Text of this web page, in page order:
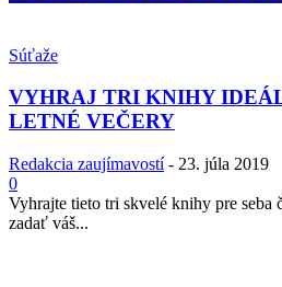
Súťaže
VYHRAJ TRI KNIHY
LETNÉ VEČERY
Redakcia zaujímavostí - 23. júla 2019
0
Vyhrajte tieto tri skvelé knihy pre
zadať váš...